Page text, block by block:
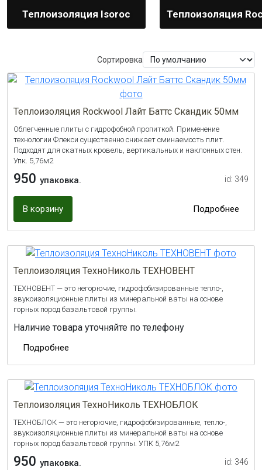
Теплоизоляция Isoroc Теплоизоляция
Сортировка
Теплоизоляция Rockwool Лайт Баттс Скандик 50мм
Облегченные плиты с гидрофобной пропиткой. Применение
технологии Флекси существенно снижает сминаемость плит.
Подходят для скатных кровель, вертикальных и наклонных стен.
Упк. 5,76м2
950 упаковка. id: 349
В корзину Подробнее
Теплоизоляция ТехноНиколь ТЕХНОВЕНТ
ТЕХНОВЕНТ — это негорючие, гидрофобизированные тепло-,
звукоизоляционные плиты из минеральной ваты на основе
горных пород базальтовой группы.
Наличие товара уточняйте по телефону
Подробнее
Теплоизоляция ТехноНиколь ТЕХНОБЛОК
ТЕХНОБЛОК — это негорючие, гидрофобизированные, тепло-,
звукоизоляционные плиты из минеральной ваты на основе
горных пород базальтовой группы. УПК 5,76м2
950 упаковка. id: 346